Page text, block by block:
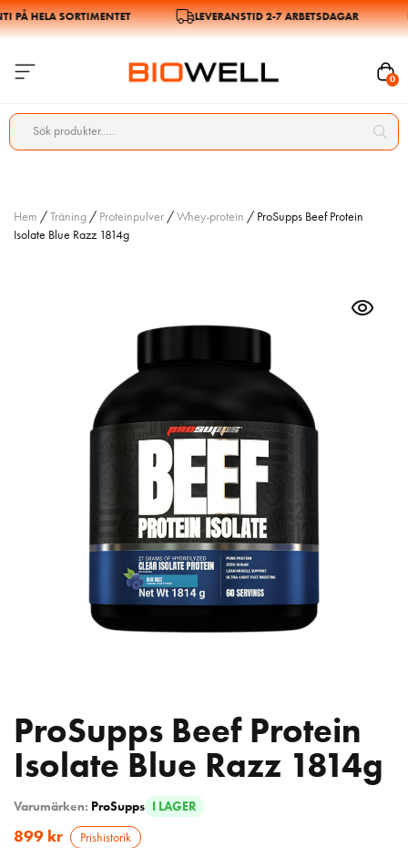
HELA SORTIMENTET LEVERANSTID 2-7 ARBETSDAGAR
0
Hem /Träning / Proteinpulver /Whey-protein / ProSupps Beef Protein
Isolate Blue Razz 1814g
ProSupps Beef Protein
Isolate Blue Razz 1814g
Varumärken: ProSupps I LAGER
899 kr Prishistorik